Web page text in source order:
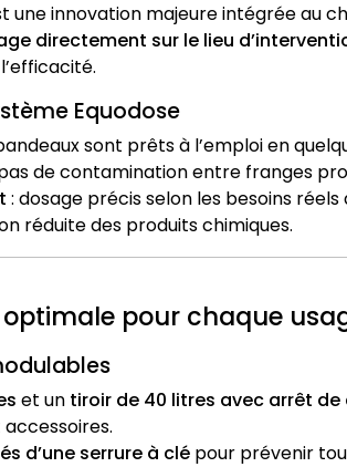
une innovation majeure intégrée au
directement sur le lieu
Equodose
sont prêts à l’emploi en
de contamination entre franges
: dosage précis selon les besoins
réduite des produits chimiques.
pour chaque
et un tiroir de 40 litres avec arrêt de
d’une serrure à clé pour prévenir